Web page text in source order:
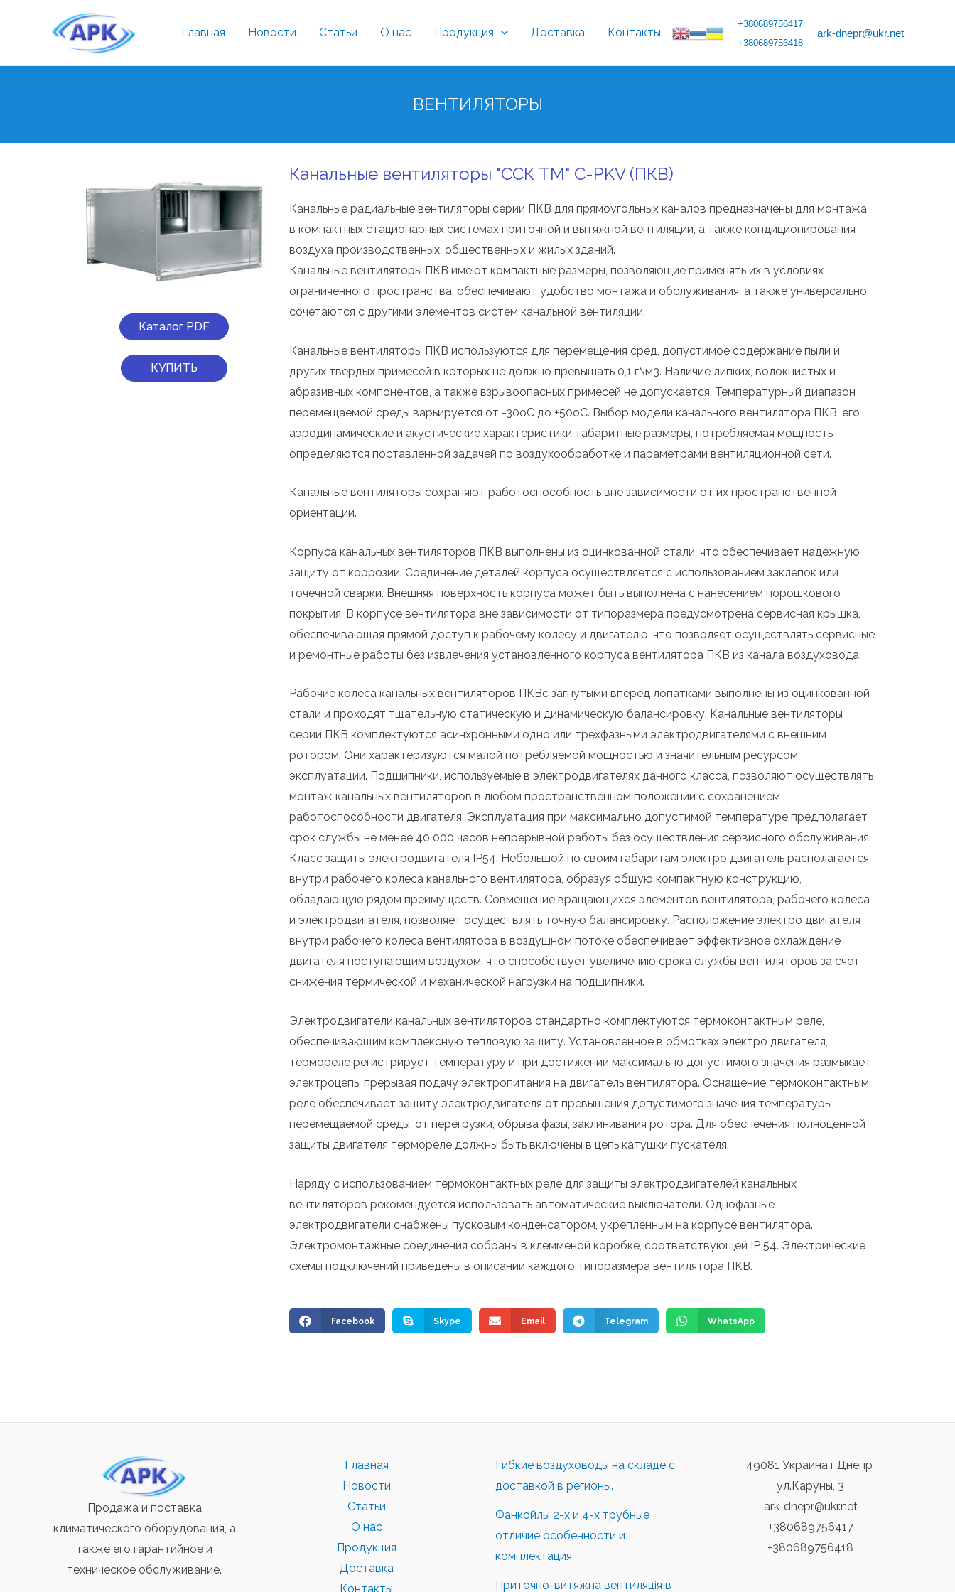
Главная Новости Статьи О нас Продукция Доставка Контакты
+380689756417
+380689756418
ark-dnepr@ukr.net
ВЕНТИЛЯТОРЫ
Каталог PDF
КУПИТЬ
Канальные вентиляторы "ССК ТМ" C-PKV (ПКВ)
Канальные радиальные вентиляторы серии ПКВ для прямоугольных каналов предназначены для монтажа
в компактных стационарных системах приточной и вытяжной вентиляции, а также кондиционирования
воздуха производственных, общественных и жилых зданий.
Канальные вентиляторы ПКВ имеют компактные размеры, позволяющие применять их в условиях
ограниченного пространства, обеспечивают удобство монтажа и обслуживания, а также универсально
сочетаются с другими элементов систем канальной вентиляции.
Канальные вентиляторы ПКВ используются для перемещения сред, допустимое содержание пыли и
других твердых примесей в которых не должно превышать 0,1 г\м3. Наличие липких, волокнистых и
абразивных компонентов, а также взрывоопасных примесей не допускается. Температурный диапазон
перемещаемой среды варьируется от -30оС до +50оС. Выбор модели канального вентилятора ПКВ, его
аэродинамические и акустические характеристики, габаритные размеры, потребляемая мощность
определяются поставленной задачей по воздухообработке и параметрами вентиляционной сети.
Канальные вентиляторы сохраняют работоспособность вне зависимости от их пространственной
ориентации.
Корпуса канальных вентиляторов ПКВ выполнены из оцинкованной стали, что обеспечивает надежную
защиту от коррозии. Соединение деталей корпуса осуществляется с использованием заклепок или
точечной сварки. Внешняя поверхность корпуса может быть выполнена с нанесением порошкового
покрытия. В корпусе вентилятора вне зависимости от типоразмера предусмотрена сервисная крышка,
обеспечивающая прямой доступ к рабочему колесу и двигателю, что позволяет осуществлять сервисные
и ремонтные работы без извлечения установленного корпуса вентилятора ПКВ из канала воздуховода.
Рабочие колеса канальных вентиляторов ПКВс загнутыми вперед лопатками выполнены из оцинкованной
стали и проходят тщательную статическую и динамическую балансировку. Канальные вентиляторы
серии ПКВ комплектуются асинхронными одно или трехфазными электродвигателями с внешним
ротором. Они характеризуются малой потребляемой мощностью и значительным ресурсом
эксплуатации. Подшипники, используемые в электродвигателях данного класса, позволяют осуществлять
монтаж канальных вентиляторов в любом пространственном положении с сохранением
работоспособности двигателя. Эксплуатация при максимально допустимой температуре предполагает
срок службы не менее 40 000 часов непрерывной работы без осуществления сервисного обслуживания.
Класс защиты электродвигателя IP54. Небольшой по своим габаритам электро двигатель располагается
внутри рабочего колеса канального вентилятора, образуя общую компактную конструкцию,
обладающую рядом преимуществ. Совмещение вращающихся элементов вентилятора, рабочего колеса
и электродвигателя, позволяет осуществлять точную балансировку. Расположение электро двигателя
внутри рабочего колеса вентилятора в воздушном потоке обеспечивает эффективное охлаждение
двигателя поступающим воздухом, что способствует увеличению срока службы вентиляторов за счет
снижения термической и механической нагрузки на подшипники.
Электродвигатели канальных вентиляторов стандартно комплектуются термоконтактным реле,
обеспечивающим комплексную тепловую защиту. Установленное в обмотках электро двигателя,
термореле регистрирует температуру и при достижении максимально допустимого значения размыкает
электроцепь, прерывая подачу электропитания на двигатель вентилятора. Оснащение термоконтактным
реле обеспечивает защиту электродвигателя от превышения допустимого значения температуры
перемещаемой среды, от перегрузки, обрыва фазы, заклинивания ротора. Для обеспечения полноценной
защиты двигателя термореле должны быть включены в цепь катушки пускателя.
Наряду с использованием термоконтактных реле для защиты электродвигателей канальных
вентиляторов рекомендуется использовать автоматические выключатели. Однофазные
электродвигатели снабжены пусковым конденсатором, укрепленным на корпусе вентилятора.
Электромонтажные соединения собраны в клемменой коробке, соответствующей IP 54. Электрические
схемы подключений приведены в описании каждого типоразмера вентилятора ПКВ.
Facebook Skype Email Telegram WhatsApp
Продажа и поставка
климатического оборудования, а
также его гарантийное и
техническое обслуживание.
Главная
Новости
Статьи
О нас
Продукция
Доставка
Контакты
Гибкие воздуховоды на складе с
доставкой в регионы.
Фанкойлы 2-х и 4-х трубные
отличие особенности и
комплектация
Приточно-витяжна вентиляція в
49081 Украина г.Днепр
ул.Каруны, 3
ark-dnepr@ukr.net
+380689756417
+380689756418